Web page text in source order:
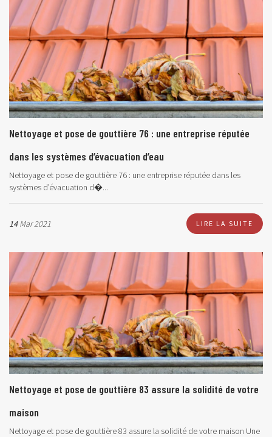
Nettoyage et pose de gouttière 76 : une entreprise réputée
dans les systèmes d’évacuation d’eau
Nettoyage et pose de gouttière 76 : une entreprise réputée dans les
systèmes d’évacuation d�...
14Mar 2021 LIRE LA SUITE
Nettoyage et pose de gouttière 83 assure la solidité de votre
maison
Nettoyage et pose de gouttière 83 assure la solidité de votre maison Une